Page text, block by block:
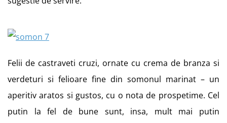
Felii de castraveti cruzi, ornate cu crema de branza si
verdeturi si felioare fine din somonul marinat – un
aperitiv aratos si gustos, cu o nota de prospetime. Cel
putin la fel de bune sunt, insa, mult mai putin